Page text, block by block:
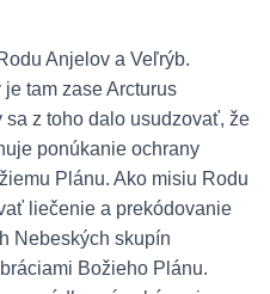
Anjelov a Veľrýb.
tam zase Arcturus
z toho dalo usudzovať, že
ponúkanie ochrany
Plánu. Ako misiu Rodu
liečenie a prekódovanie
Nebeských skupín
Božieho Plánu.